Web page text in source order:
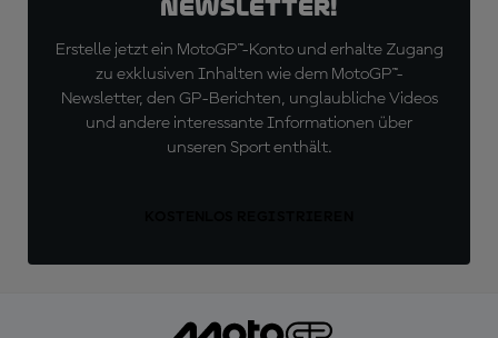
Newsletter!
Erstelle jetzt ein MotoGP™-Konto und erhalte Zugang
zu exklusiven Inhalten wie dem MotoGP™-
Newsletter, den GP-Berichten, unglaubliche Videos
und andere interessante Informationen über
unseren Sport enthält.